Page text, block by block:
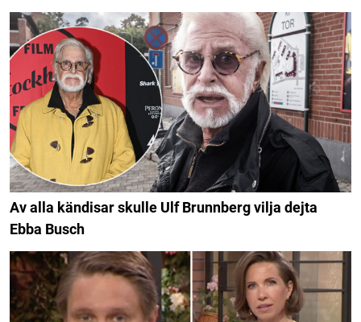
Av alla kändisar skulle Ulf Brunnberg vilja dejta
Ebba Busch